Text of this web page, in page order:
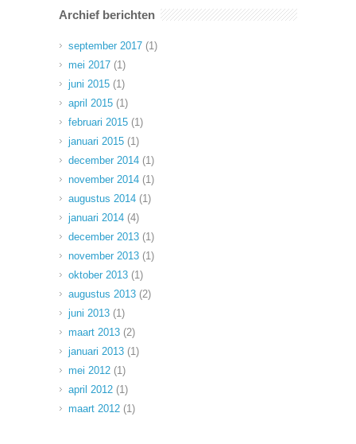
Archief berichten
september 2017 (1)
mei 2017 (1)
juni 2015 (1)
april 2015 (1)
februari 2015 (1)
januari 2015 (1)
december 2014 (1)
november 2014 (1)
augustus 2014 (1)
januari 2014 (4)
december 2013 (1)
november 2013 (1)
oktober 2013 (1)
augustus 2013 (2)
juni 2013 (1)
maart 2013 (2)
januari 2013 (1)
mei 2012 (1)
april 2012 (1)
maart 2012 (1)